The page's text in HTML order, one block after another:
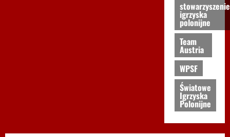
stowarzyszenie
igrzyska
polonijne
Team
Austria
WPSF
Światowe
Igrzyska
Polonijne